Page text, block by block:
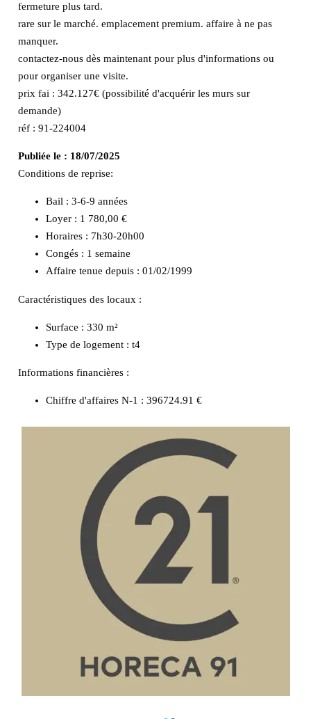
fermeture plus tard.
rare sur le marché. emplacement premium. affaire à ne pas
manquer.
contactez-nous dès maintenant pour plus d'informations ou
pour organiser une visite.
prix fai : 342.127€ (possibilité d'acquérir les murs sur
demande)
réf : 91-224004
Publiée le : 18/07/2025
Conditions de reprise:
Bail : 3-6-9 années
Loyer : 1 780,00 €
Horaires : 7h30-20h00
Congés : 1 semaine
Affaire tenue depuis : 01/02/1999
Caractéristiques des locaux :
Surface : 330 m²
Type de logement : t4
Informations financières :
Chiffre d'affaires N-1 : 396724.91 €